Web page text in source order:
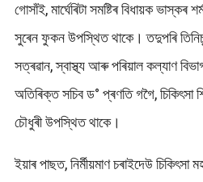
গোসাঁই, মাৰ্ঘেৰিটা সমষ্টিৰ বিধায়ক ভাস্কৰ
সুৰেন ফুকন উপস্থিত থাকে। তদুপৰি
সত্ৰৱান, স্বাস্থ্য আৰু পৰিয়াল কল্যাণ
অতিৰিক্ত সচিব ড° প্ৰণতি গগৈ, চিকিৎসা
চৌধুৰী উপস্থিত থাকে।
ইয়াৰ পাছত, নিৰ্মীয়মাণ চৰাইদেউ চিকিৎসা